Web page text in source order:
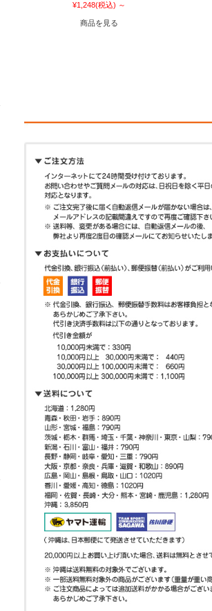
¥1,248(税込) ～
商品を見る